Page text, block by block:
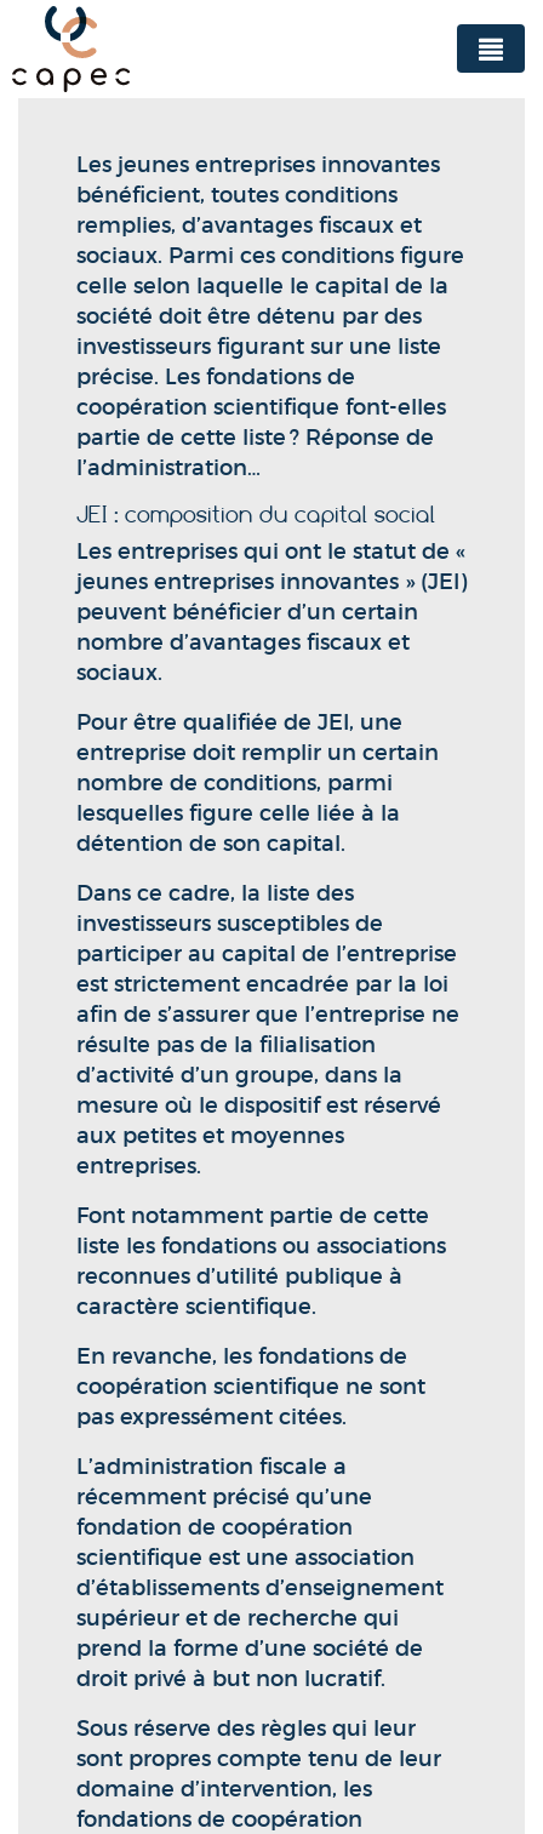
Panneau de gestion des cookies
Les jeunes entreprises innovantes
bénéficient, toutes conditions
remplies, d’avantages fiscaux et
sociaux. Parmi ces conditions figure
celle selon laquelle le capital de la
société doit être détenu par des
investisseurs figurant sur une liste
précise. Les fondations de
coopération scientifique font-elles
partie de cette liste ? Réponse de
l’administration…
JEI : composition du capital social
Les entreprises qui ont le statut de «
jeunes entreprises innovantes » (JEI)
peuvent bénéficier d’un certain
nombre d’avantages fiscaux et
sociaux.
Pour être qualifiée de JEI, une
entreprise doit remplir un certain
nombre de conditions, parmi
lesquelles figure celle liée à la
détention de son capital.
Dans ce cadre, la liste des
investisseurs susceptibles de
participer au capital de l’entreprise
est strictement encadrée par la loi
afin de s’assurer que l’entreprise ne
résulte pas de la filialisation
d’activité d’un groupe, dans la
mesure où le dispositif est réservé
aux petites et moyennes
entreprises.
Font notamment partie de cette
liste les fondations ou associations
reconnues d’utilité publique à
caractère scientifique.
En revanche, les fondations de
coopération scientifique ne sont
pas expressément citées.
L’administration fiscale a
récemment précisé qu’une
fondation de coopération
scientifique est une association
d’établissements d’enseignement
supérieur et de recherche qui
prend la forme d’une société de
droit privé à but non lucratif.
Sous réserve des règles qui leur
sont propres compte tenu de leur
domaine d’intervention, les
fondations de coopération